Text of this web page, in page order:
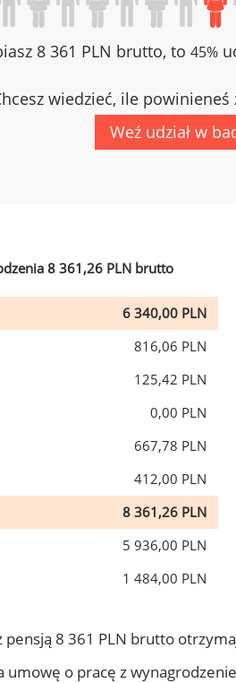
8 361 PLN brutto, to 45%
wiedzieć, ile
Weź udział w
8 361,26 PLN brutto
6 340,00 PLN
816,06 PLN
125,42 PLN
0,00 PLN
667,78 PLN
412,00 PLN
8 361,26 PLN
5 936,00 PLN
1 484,00 PLN
8 361 PLN brutto
umowę o pracę z